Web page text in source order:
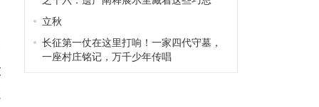
立秋
长征第一仗在这里打响！一家四代守墓，
一座村庄铭记，万千少年传唱